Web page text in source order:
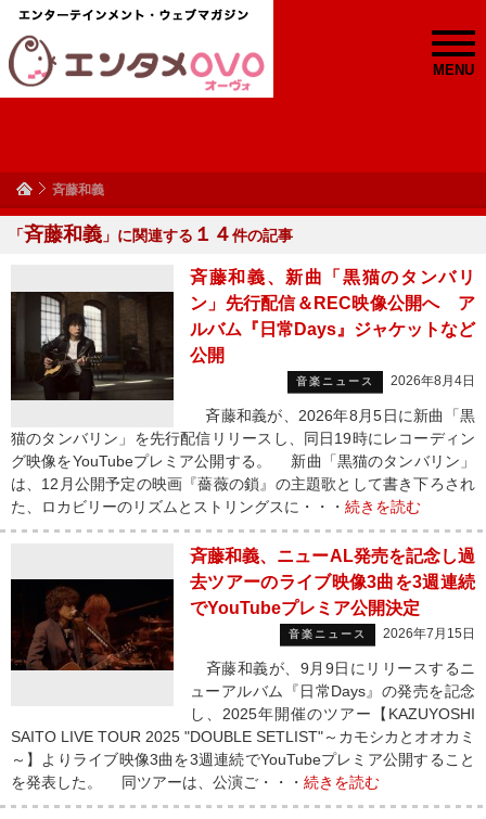
MENU
斉藤和義
「斉藤和義 」に関連する １４件の記事
斉藤和義、新曲「黒猫のタンバリ
ン」先行配信＆REC映像公開へ ア
ルバム『日常Days』ジャケットなど
公開
音楽ニュース 2026年8月4日
斉藤和義が、2026年8月5日に新曲「黒
猫のタンバリン」を先行配信リリースし、同日19時にレコーディン
グ映像をYouTubeプレミア公開する。 新曲「黒猫のタンバリン」
は、12月公開予定の映画『薔薇の鎖』の主題歌として書き下ろされ
た、ロカビリーのリズムとストリングスに・・・ 続きを読む
斉藤和義、ニューAL発売を記念し過
去ツアーのライブ映像3曲を3週連続
でYouTubeプレミア公開決定
音楽ニュース 2026年7月15日
斉藤和義が、9月9日にリリースするニ
ューアルバム『日常Days』の発売を記念
し、2025年開催のツアー【KAZUYOSHI
SAITO LIVE TOUR 2025 "DOUBLE SETLIST"～カモシカとオオカミ
～】よりライブ映像3曲を3週連続でYouTubeプレミア公開すること
を発表した。 同ツアーは、公演ご・・・ 続きを読む